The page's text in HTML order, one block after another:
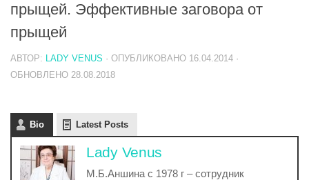
прыщей. Эффективные заговора от
прыщей
АВТОР: LADY VENUS · ОПУБЛИКОВАНО 16.04.2014 ·
ОБНОВЛЕНО 28.08.2018
Bio Latest Posts
Lady Venus
М.Б.Аншина с 1978 г – сотрудник